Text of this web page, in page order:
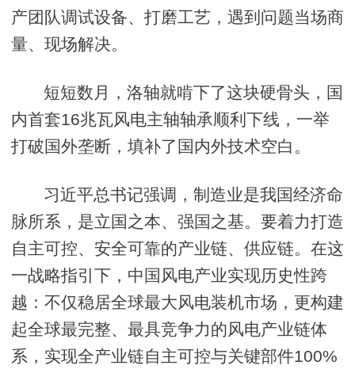
产团队调试设备、打磨工艺，遇到问题当场商
量、现场解决。
短短数月，洛轴就啃下了这块硬骨头，国
内首套16兆瓦风电主轴轴承顺利下线，一举
打破国外垄断，填补了国内外技术空白。
习近平总书记强调，制造业是我国经济命
脉所系，是立国之本、强国之基。要着力打造
自主可控、安全可靠的产业链、供应链。在这
一战略指引下，中国风电产业实现历史性跨
越：不仅稳居全球最大风电装机市场，更构建
起全球最完整、最具竞争力的风电产业链体
系，实现全产业链自主可控与关键部件100%